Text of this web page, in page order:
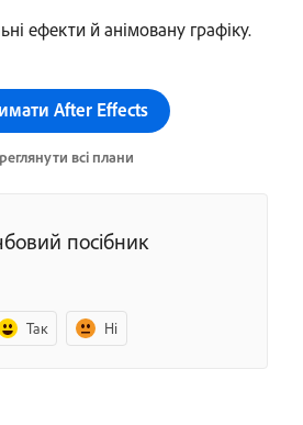
ефекти й анімовану графіку.
After Effects
всі плани
посібник
Так Ні